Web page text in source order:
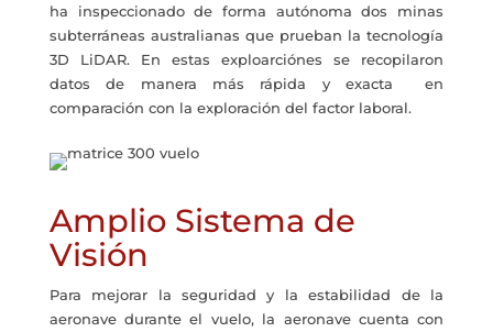
ha inspeccionado de forma autónoma dos minas
subterráneas australianas que prueban la tecnología
3D LiDAR. En estas exploarciónes se recopilaron
datos de manera más rápida y exacta en
comparación con la exploración del factor laboral.
Amplio Sistema de
Visión
Para mejorar la seguridad y la estabilidad de la
aeronave durante el vuelo, la aeronave cuenta con